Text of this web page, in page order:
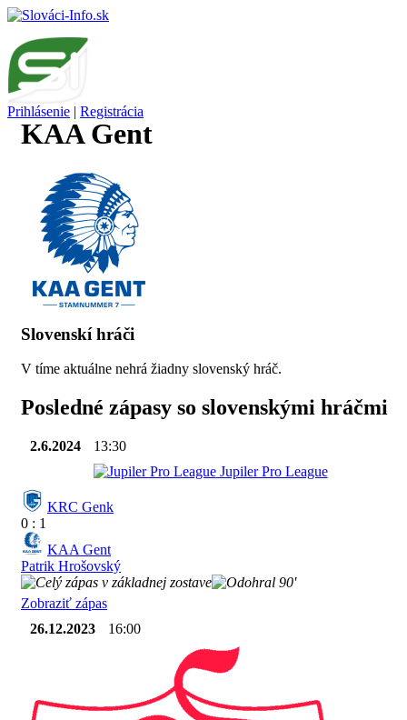
Prihlásenie | Registrácia
KAA Gent
Slovenskí hráči
V tíme aktuálne nehrá žiadny slovenský hráč.
Posledné zápasy so slovenskými hráčmi
2.6.2024
13:30
Jupiler Pro League
KRC Genk
0 : 1
KAA Gent
Patrik Hrošovský
90'
Zobraziť zápas
26.12.2023
16:00